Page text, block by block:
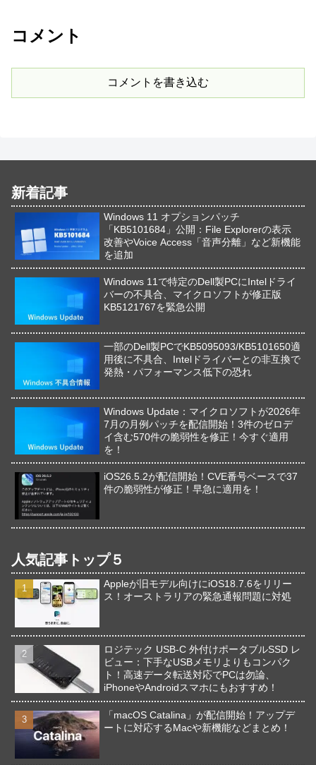
コメント
コメントを書き込む
新着記事
Windows 11 オプションパッチ
「KB5101684」公開：File Explorerの表示
改善やVoice Access「音声分離」など新機能
を追加
Windows 11で特定のDell製PCにIntelドライ
バーの不具合、マイクロソフトが修正版
KB5121767を緊急公開
一部のDell製PCでKB5095093/KB5101650適
用後に不具合、Intelドライバーとの非互換で
発熱・パフォーマンス低下の恐れ
Windows Update：マイクロソフトが2026年
7月の月例パッチを配信開始！3件のゼロデ
イ含む570件の脆弱性を修正！今すぐ適用
を！
iOS26.5.2が配信開始！CVE番号ベースで37
件の脆弱性が修正！早急に適用を！
人気記事トップ５
Appleが旧モデル向けにiOS18.7.6をリリー
ス！オーストラリアの緊急通報問題に対処
ロジテック USB-C 外付けポータブルSSD レ
ビュー：下手なUSBメモリよりもコンパク
ト！高速データ転送対応でPCは勿論、
iPhoneやAndroidスマホにもおすすめ！
「macOS Catalina」が配信開始！アップデ
ートに対応するMacや新機能などまとめ！